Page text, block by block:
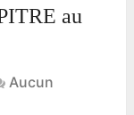
au
Aucun